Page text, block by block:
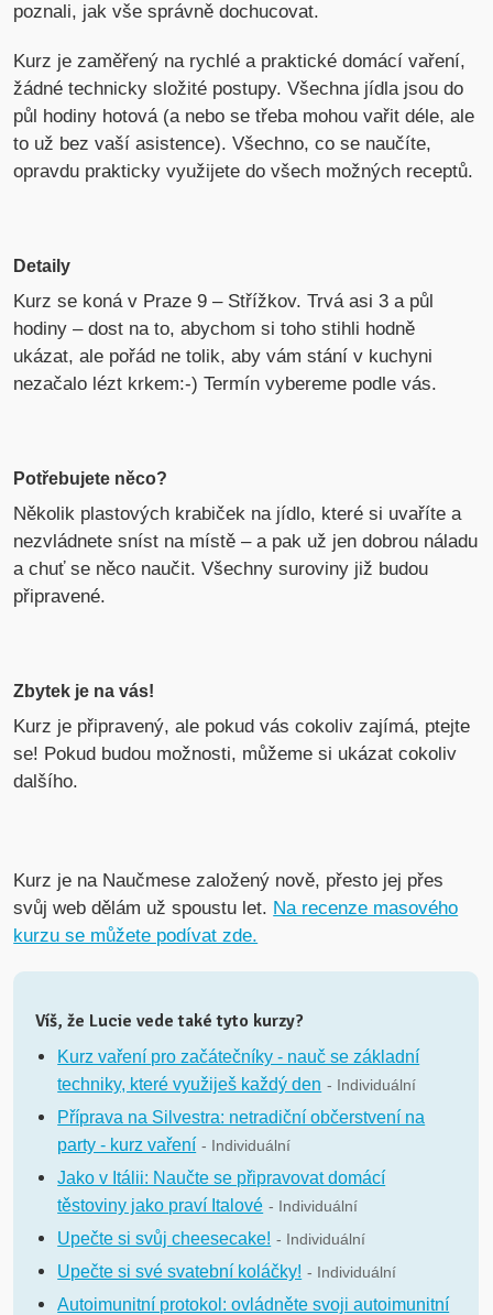
poznali, jak vše správně dochucovat.
Kurz je zaměřený na rychlé a praktické domácí vaření,
žádné technicky složité postupy. Všechna jídla jsou do
půl hodiny hotová (a nebo se třeba mohou vařit déle, ale
to už bez vaší asistence). Všechno, co se naučíte,
opravdu prakticky využijete do všech možných receptů.
Detaily
Kurz se koná v Praze 9 – Střížkov. Trvá asi 3 a půl
hodiny – dost na to, abychom si toho stihli hodně
ukázat, ale pořád ne tolik, aby vám stání v kuchyni
nezačalo lézt krkem:-) Termín vybereme podle vás.
Potřebujete něco?
Několik plastových krabiček na jídlo, které si uvaříte a
nezvládnete sníst na místě – a pak už jen dobrou náladu
a chuť se něco naučit. Všechny suroviny již budou
připravené.
Zbytek je na vás!
Kurz je připravený, ale pokud vás cokoliv zajímá, ptejte
se! Pokud budou možnosti, můžeme si ukázat cokoliv
dalšího.
Kurz je na Naučmese založený nově, přesto jej přes
svůj web dělám už spoustu let. Na recenze masového
kurzu se můžete podívat zde.
Víš, že Lucie vede také tyto kurzy?
Kurz vaření pro začátečníky - nauč se základní
techniky, které využiješ každý den - Individuální
Příprava na Silvestra: netradiční občerstvení na
party - kurz vaření - Individuální
Jako v Itálii: Naučte se připravovat domácí
těstoviny jako praví Italové - Individuální
Upečte si svůj cheesecake! - Individuální
Upečte si své svatební koláčky! - Individuální
Autoimunitní protokol: ovládněte svoji autoimunitní